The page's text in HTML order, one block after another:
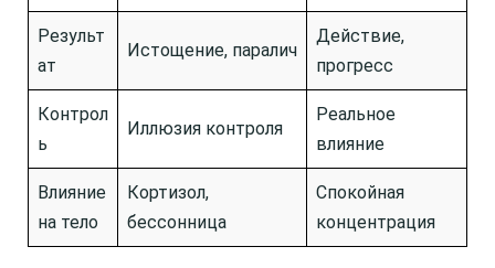
Результ
ат
Истощение, паралич
Действие,
прогресс
Контрол
ь
Иллюзия контроля
Реальное
влияние
Влияние
на тело
Кортизол,
бессонница
Спокойная
концентрация